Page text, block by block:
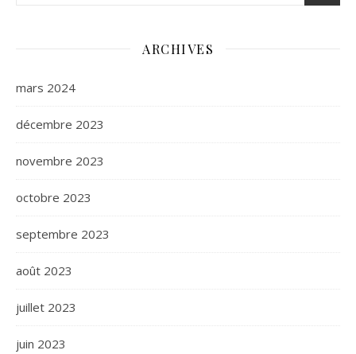
ARCHIVES
mars 2024
décembre 2023
novembre 2023
octobre 2023
septembre 2023
août 2023
juillet 2023
juin 2023